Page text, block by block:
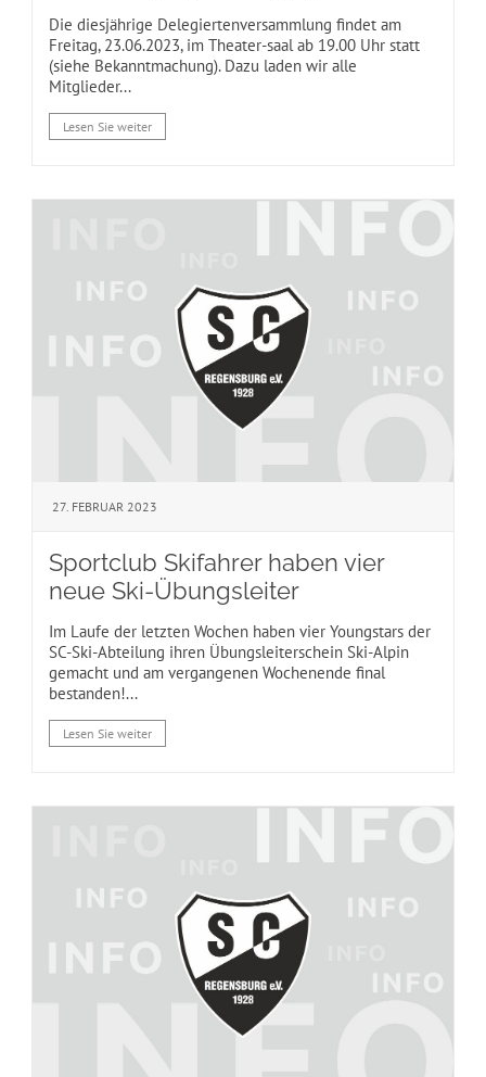
Die diesjährige Delegiertenversammlung findet am
Freitag, 23.06.2023, im Theater-saal ab 19.00 Uhr statt
(siehe Bekanntmachung). Dazu laden wir alle
Mitglieder...
Lesen Sie weiter
27. FEBRUAR 2023
Sportclub Skifahrer haben vier
neue Ski-Übungsleiter
Im Laufe der letzten Wochen haben vier Youngstars der
SC-Ski-Abteilung ihren Übungsleiterschein Ski-Alpin
gemacht und am vergangenen Wochenende final
bestanden!...
Lesen Sie weiter